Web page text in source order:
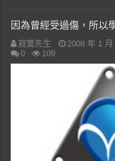
因為曾經受過傷，所以
寂寞先生 2008 年 1 月
0
109